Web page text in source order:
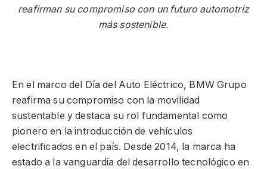
reafirman su compromiso con un futuro automotriz
más sostenible.
En el marco del Día del Auto Eléctrico, BMW Grupo
reafirma su compromiso con la movilidad
sustentable y destaca su rol fundamental como
pionero en la introducción de vehículos
electrificados en el país. Desde 2014, la marca ha
estado a la vanguardia del desarrollo tecnológico en